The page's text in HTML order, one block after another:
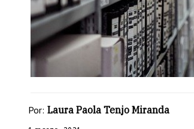
Por: Laura Paola Tenjo Miranda